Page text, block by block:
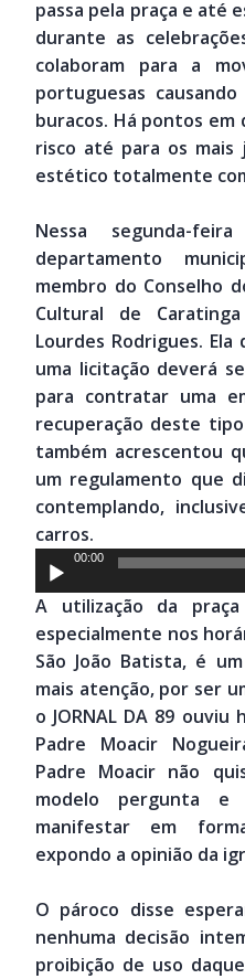
passa pela praça e até
durante as
colaboram para a
portuguesas
buracos. Há pontos em
risco até para os mais
estético totalmente
Nessa segunda-
departamento
membro do Conselho
Cultural de
Lourdes Rodrigues. Ela
uma licitação deverá
para contratar uma
recuperação deste
também acrescentou
um regulamento que
contemplando,
carros.
Tocador
de
áudio
00:00
A utilização da praça
especialmente nos
São João Batista, é
mais atenção, por ser
o JORNAL DA 89
Padre Moacir
Padre Moacir não
modelo pergunta e
manifestar em
expondo a opinião da
O pároco disse
nenhuma decisão
proibição de uso